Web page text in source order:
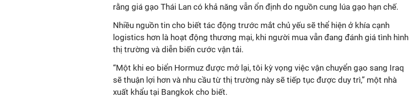
rằng giá gạo Thái Lan có khả năng vẫn ổn định do nguồn cung lúa gạo hạn chế.
Nhiều nguồn tin cho biết tác động trước mắt chủ yếu sẽ thể hiện ở khía cạnh
logistics hơn là hoạt động thương mại, khi người mua vẫn đang đánh giá tình hình
thị trường và diễn biến cước vận tải.
“Một khi eo biển Hormuz được mở lại, tôi kỳ vọng việc vận chuyển gạo sang Iraq
sẽ thuận lợi hơn và nhu cầu từ thị trường này sẽ tiếp tục được duy trì,” một nhà
xuất khẩu tại Bangkok cho biết.